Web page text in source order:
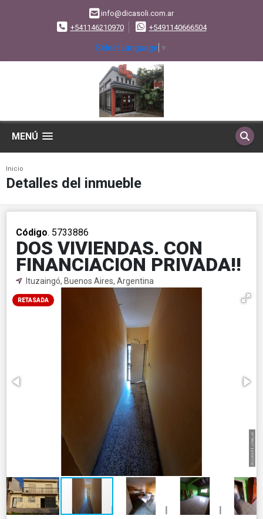
info@dicasoli.com.ar
+541146210970
+5491140666504
Select Language ▼
MENÚ
Inicio
Detalles del inmueble
Código. 5733886
DOS VIVIENDAS. CON
FINANCIACION PRIVADA!!
Ituzaingó, Buenos Aires, Argentina
RETASADA